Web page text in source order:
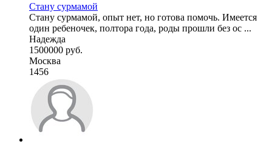
Стану сурмамой
Стану сурмамой, опыт нет, но готова помочь. Имеется
один ребеночек, полтора года, роды прошли без ос ...
Надежда
1500000 руб.
Москва
1456